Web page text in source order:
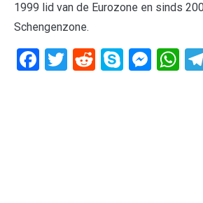
1999 lid van de Eurozone en sinds
Schengenzone.
Facebook
Twitter
RedditSkype